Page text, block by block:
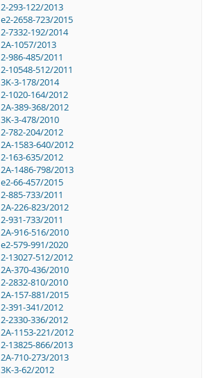
2-293-122/2013
e2-2658-723/2015
2-7332-192/2014
2A-1057/2013
2-986-485/2011
2-10548-512/2011
3K-3-178/2014
2-1020-164/2012
2A-389-368/2012
3K-3-478/2010
2-782-204/2012
2A-1583-640/2012
2-163-635/2012
2A-1486-798/2013
e2-66-457/2015
2-885-733/2011
2A-226-823/2012
2-931-733/2011
2A-916-516/2010
e2-579-991/2020
2-13027-512/2012
2A-370-436/2010
2-2832-810/2010
2A-157-881/2015
2-391-341/2012
2-2330-336/2012
2A-1153-221/2012
2-13825-866/2013
2A-710-273/2013
3K-3-62/2012